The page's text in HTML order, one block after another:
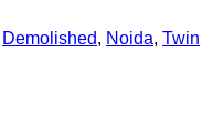
Demolished, Noida, Twin